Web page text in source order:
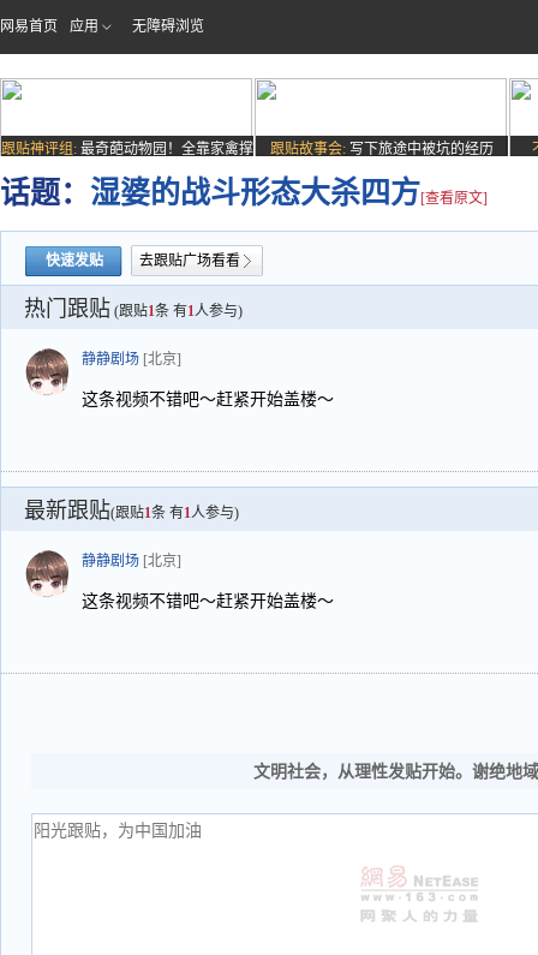
网易首页 应用 无障碍浏览
跟贴神评组: 最奇葩动物园！全靠家禽撑
场子
跟贴故事会: 写下旅途中被坑的经历
话题： 湿婆的战斗形态大杀四方[查看原文]
快速发贴 去跟贴广场看看
热门跟贴 (跟贴1条 有1人参与)
静静剧场 [北京]
这条视频不错吧～赶紧开始盖楼～
最新跟贴(跟贴1条 有1人参与)
静静剧场 [北京]
这条视频不错吧～赶紧开始盖楼～
文明社会，从理性发贴开始。谢绝地